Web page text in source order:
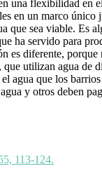
una flexibilidad en
en un marco único
que sea viable. Es
ha servido para
es diferente, porque
utilizan agua de
agua que los
y otros deben
113-124.